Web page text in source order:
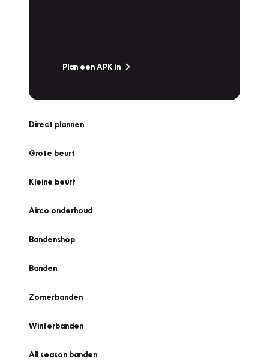
Plan een APK in
Direct plannen
Grote beurt
Kleine beurt
Airco onderhoud
Bandenshop
Banden
Zomerbanden
Winterbanden
All season banden